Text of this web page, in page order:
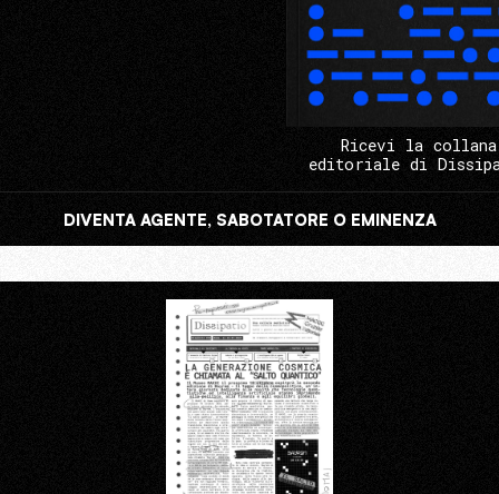
Ricevi la collana
editoriale di
DIVENTA AGENTE, SABOTATORE O EMINENZA